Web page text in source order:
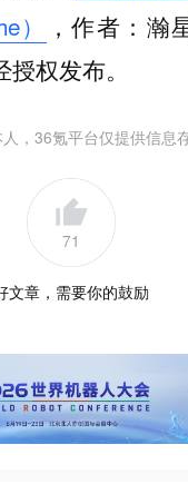
）
，作者：瀚
权发布。
，36氪平台仅提供信息
71
文章，需要你的鼓励